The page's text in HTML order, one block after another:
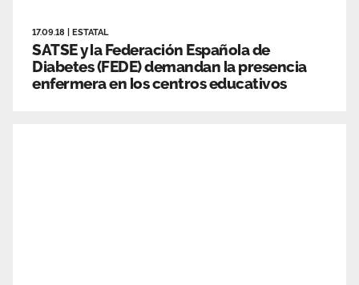
17.09.18 ESTATAL
SATSE y la Federación Española de
Diabetes (FEDE) demandan la presencia
enfermera en los centros educativos